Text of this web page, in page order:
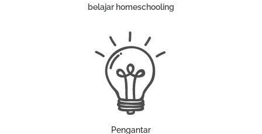
belajar homeschooling
Pengantar